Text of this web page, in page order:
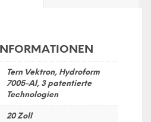
Tern Vektron, Hydroform
7005-Al, 3 patentierte
Technologien
20 Zoll